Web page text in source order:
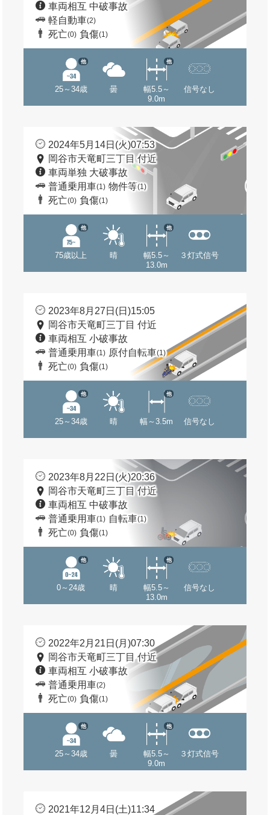
車両相互 中破事故
軽自動車(2)
死亡(0) 負傷(1)
25～34歳
他
曇
幅5.5～
9.0m
他
信号なし
2024年5月14日(火)07:53
岡谷市天竜町三丁目 付近
車両単独 大破事故
普通乗用車(1) 物件等(1)
死亡(0) 負傷(1)
75歳以上
他
晴
幅5.5～
13.0m
他
３灯式信号
2023年8月27日(日)15:05
岡谷市天竜町三丁目 付近
車両相互 小破事故
普通乗用車(1) 原付自転車(1)
死亡(0) 負傷(1)
25～34歳
他
晴 幅～3.5m
他
信号なし
2023年8月22日(火)20:36
岡谷市天竜町三丁目 付近
車両相互 中破事故
普通乗用車(1) 自転車(1)
死亡(0) 負傷(1)
0～24歳
他
晴
幅5.5～
13.0m
他
信号なし
2022年2月21日(月)07:30
岡谷市天竜町三丁目 付近
車両相互 小破事故
普通乗用車(2)
死亡(0) 負傷(1)
25～34歳
他
曇
幅5.5～
9.0m
他
３灯式信号
2021年12月4日(土)11:34